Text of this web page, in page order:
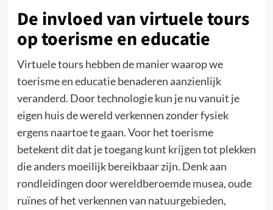
De invloed van virtuele tours
op toerisme en educatie
Virtuele tours hebben de manier waarop we
toerisme en educatie benaderen aanzienlijk
veranderd. Door technologie kun je nu vanuit je
eigen huis de wereld verkennen zonder fysiek
ergens naartoe te gaan. Voor het toerisme
betekent dit dat je toegang kunt krijgen tot plekken
die anders moeilijk bereikbaar zijn. Denk aan
rondleidingen door wereldberoemde musea, oude
ruïnes of het verkennen van natuurgebieden,